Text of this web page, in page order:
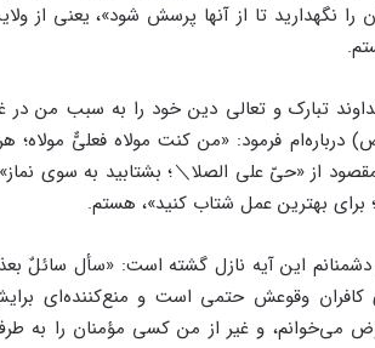
۶ ایشان را نگهدارید تا از آنها پرسش شود»،
تبارک و تعالی دین خود را به سبب من در
فرمود: «من کنت مولاه فعلیٌّ
از «حیّ علی الصلا＼؛ بشتابید به سوی
بهترین عمل شتاب کنید»، هستم.
کافران وقوعش حتمی است و منع‌کننده‌ای
می‌خوانم، و غیر از من کسی مؤمنان را به